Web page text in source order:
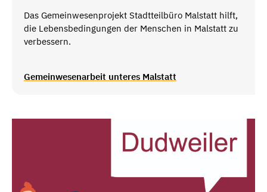
Das Gemeinwesenprojekt Stadtteilbüro Malstatt hilft,
die Lebensbedingungen der Menschen in Malstatt zu
verbessern.
Gemeinwesenarbeit unteres Malstatt